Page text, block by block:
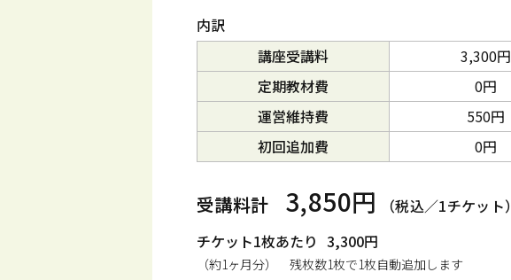
内訳
講座受講料
3,300円
定期教材費
0円
運営維持費
550円
初回追加費
0円
受講料計 3,850円
（税込／1チケット）
チケット1枚あたり 3,300円
（約1ヶ月分） 残枚数1枚で1枚自動追加します